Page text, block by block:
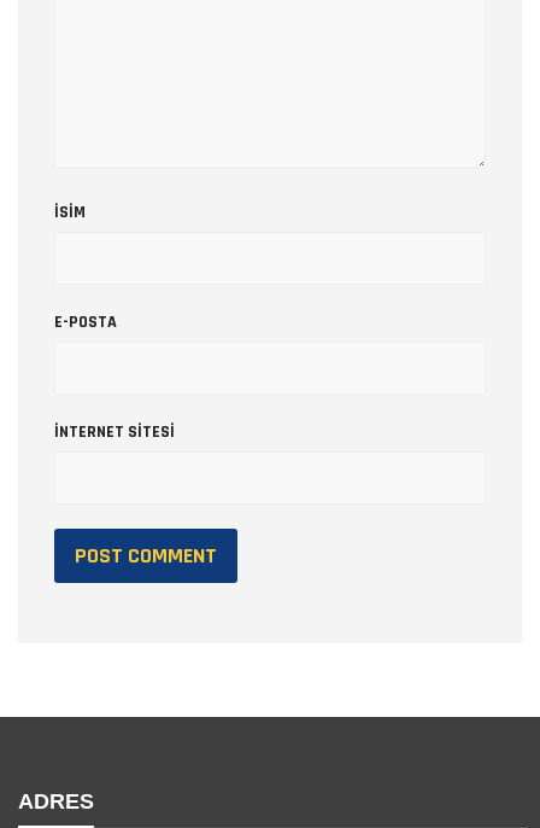
İSIM
E-POSTA
İNTERNET SITESI
ADRES